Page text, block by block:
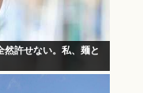
然許せない。私、麺と